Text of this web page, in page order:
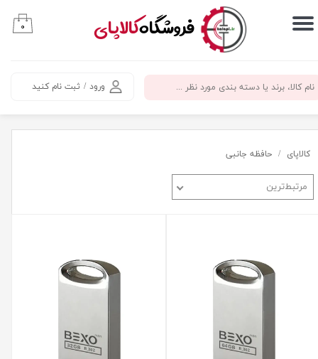
​فروشگاهکالاپای
ورود / ثبت نام کنید
حساب کاربری من
سفارشات
خروج از حساب کاربری
۰
کالاپای حافظه جانبی
مرتبط‌ترین